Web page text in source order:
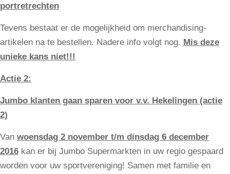
portretrechten
Tevens bestaat er de mogelijkheid om merchandising-
artikelen na te bestellen. Nadere info volgt nog. Mis deze
unieke kans niet!!!
Actie 2:
Jumbo klanten gaan sparen voor v.v. Hekelingen (actie
2)
Van woensdag 2 november t/m dinsdag 6 december
2016 kan er bij Jumbo Supermarkten in uw regio gespaard
worden voor uw sportvereniging! Samen met familie en